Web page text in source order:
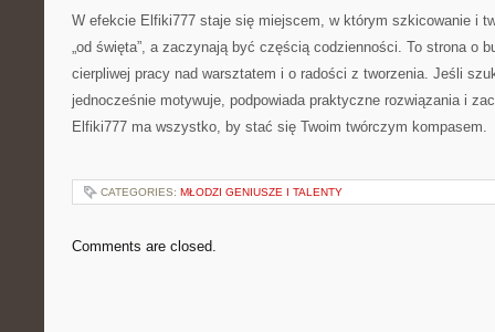
W efekcie Elfiki777 staje się miejscem, w którym szkicowanie i
„od święta”, a zaczynają być częścią codzienności. To strona o
cierpliwej pracy nad warsztatem i o radości z tworzenia. Jeśli
jednocześnie motywuje, podpowiada praktyczne rozwiązania i
Elfiki777 ma wszystko, by stać się Twoim twórczym kompasem.
CATEGORIES: MŁODZI GENIUSZE I TALENTY
Comments are closed.